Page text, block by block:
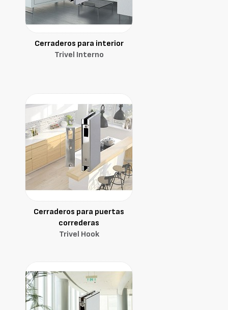
Cerraderos para interior
Trivel Interno
Cerraderos para puertas
correderas
Trivel Hook